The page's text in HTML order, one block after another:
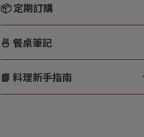
📦 定期訂購
🍜 餐桌筆記
📘 料理新手指南